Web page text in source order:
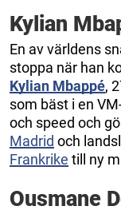
Kylian
En av världens
stoppa när han
Kylian Mbappé,
som bäst i en
och speed och
Madrid och
Frankrike till ny
Ousmane